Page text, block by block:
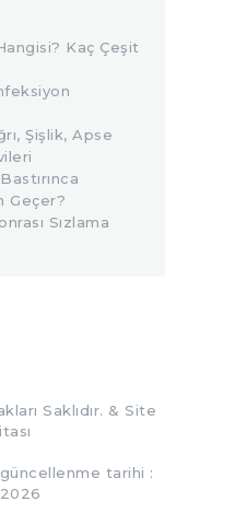
Kaç Çeşit
Şişlik, Apse
Geçer?
Sızlama
Saklıdır. & Site
tarihi :